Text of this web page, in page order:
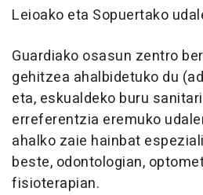
Leioako eta Sopuertako
Guardiako osasun zentro
gehitzea ahalbidetuko du
eta, eskualdeko buru
erreferentzia eremuko
ahalko zaie hainbat
beste, odontologian,
fisioterapian.